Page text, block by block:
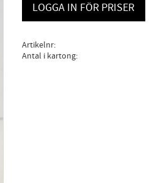
LOGGA IN FÖR PRISER
Artikelnr
Antal i kartong